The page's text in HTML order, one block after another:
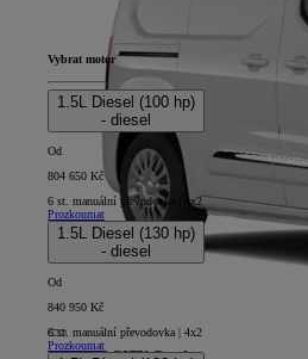
Vybrat motor
1.5L Diesel (100 hp)
- diesel
Od
804 650 Kč
6 st. manuální převodovka | 4x2
Prozkoumat
1.5L Diesel (130 hp)
- diesel
Od
840 950 Kč
6 st. manuální převodovka | 4x2
Prozkoumat